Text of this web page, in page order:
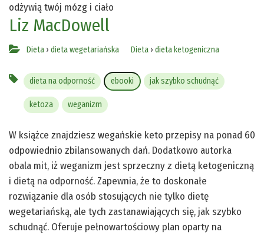
odżywią twój mózg i ciało
Liz MacDowell
Dieta › dieta wegetariańska Dieta › dieta ketogeniczna
dieta na odporność ebooki jak szybko schudnąć
ketoza weganizm
W książce znajdziesz wegańskie keto przepisy na ponad 60
odpowiednio zbilansowanych dań. Dodatkowo autorka
obala mit, iż weganizm jest sprzeczny z dietą ketogeniczną
i dietą na odporność. Zapewnia, że to doskonałe
rozwiązanie dla osób stosujących nie tylko dietę
wegetariańską, ale tych zastanawiających się, jak szybko
schudnąć. Oferuje pełnowartościowy plan oparty na